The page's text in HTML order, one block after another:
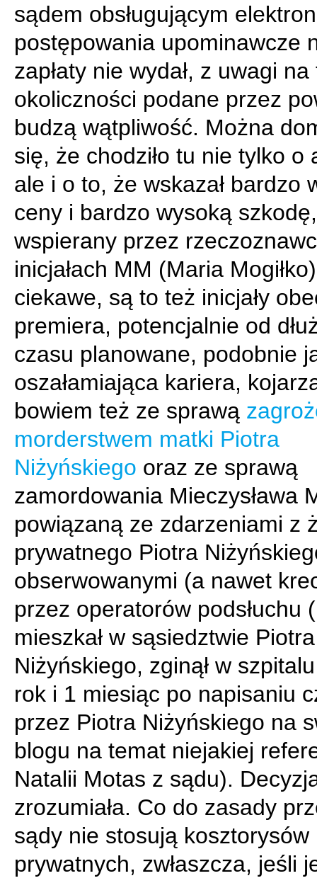
sądem obsługującym
postępowania upominawcze
zapłaty nie wydał, z uwagi
okoliczności podane przez
budzą wątpliwość. Można
się, że chodziło tu nie tylko o
ale i o to, że wskazał bardzo
ceny i bardzo wysoką szkodę,
wspierany przez
inicjałach MM (Maria
ciekawe, są to też inicjały
premiera, potencjalnie od
czasu planowane, podobnie
oszałamiająca kariera,
bowiem też ze sprawą
morderstwem matki Piotra
Niżyńskiego oraz ze sprawą
zamordowania Mieczysława
powiązaną ze zdarzeniami z
prywatnego Piotra
obserwowanymi (a nawet
przez operatorów podsłuchu
mieszkał w sąsiedztwie Piotra
Niżyńskiego, zginął w
rok i 1 miesiąc po napisaniu
przez Piotra Niżyńskiego na
blogu na temat niejakiej
Natalii Motas z sądu).
zrozumiała. Co do zasady
sądy nie stosują kosztorysów
prywatnych, zwłaszcza, jeśli